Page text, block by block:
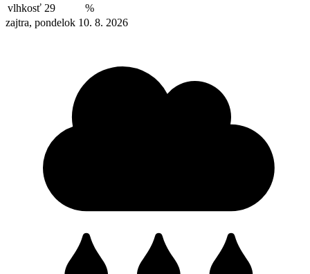
vlhkosť 29
%
zajtra, pondelok 10. 8. 2026